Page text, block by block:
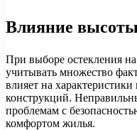
Влияние
При выборе остекления
учитывать множество
влияет на
конструкций.
проблемам с
комфортом жилья.